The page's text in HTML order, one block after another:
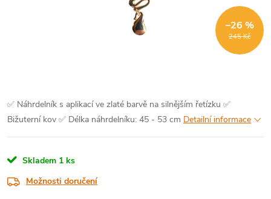
245 Kč
–26 %
✅ Náhrdelník s aplikací ve zlaté barvě na silnějším řetízku ✅
Bižuterní kov ✅ Délka náhrdelníku: 45 - 53 cm Detailní informace
Skladem 1 ks
Možnosti doručení